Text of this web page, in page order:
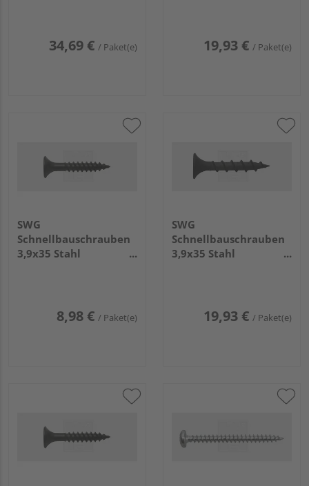
34,69 € / Paket(e) 19,93 € / Paket(e)
SWG
Schnellbauschrauben
3,9x35 Stahl
8,98 € / Paket(e)
SWG
Schnellbauschrauben
3,9x35 Stahl
19,93 € / Paket(e)